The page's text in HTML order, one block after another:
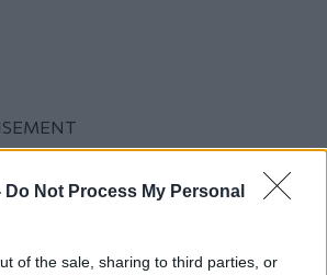
Do Not Process My Personal
of the sale, sharing to third parties, or